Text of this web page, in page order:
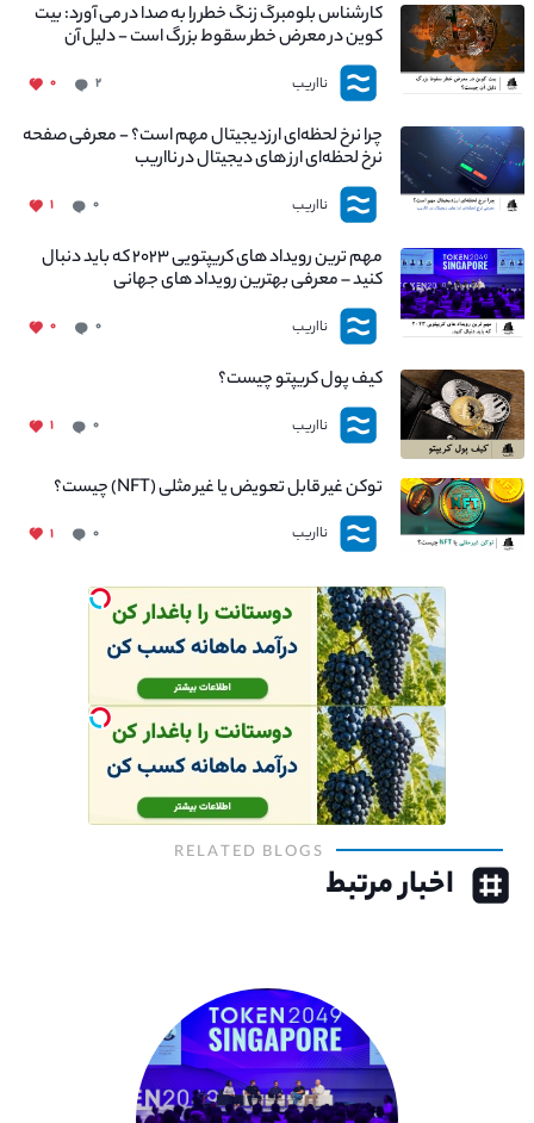
کارشناس بلومبرگ زنگ خطر را به صدا در می آورد: بیت
کوین در معرض خطر سقوط بزرگ است - دلیل آن
چیست؟
نااریب ۲ ۰
چرا نرخ لحظه‌ای ارزدیجیتال مهم است؟ - معرفی صفحه
نرخ لحظه‌ای ارز های دیجیتال در نااریب
نااریب ۰ ۱
مهم ترین رویداد های کریپتویی ۲۰۲۳ که باید دنبال
کنید – معرفی بهترین رویداد های جهانی
نااریب ۰ ۰
کیف پول کریپتو چیست؟
نااریب ۰ ۱
توکن غیر قابل تعویض یا غیر مثلی (NFT) چیست؟
نااریب ۰ ۱
RELATED BLOGS
اخبار مرتبط